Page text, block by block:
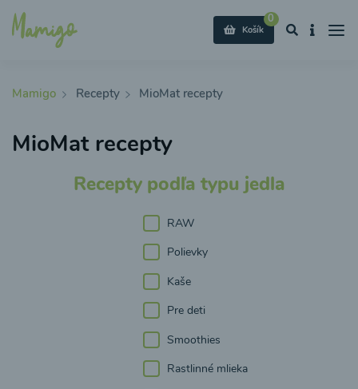
0
Košík
Mamigo Recepty MioMat recepty
MioMat recepty
Recepty podľa typu jedla
RAW
Polievky
Kaše
Pre deti
Smoothies
Rastlinné mlieka